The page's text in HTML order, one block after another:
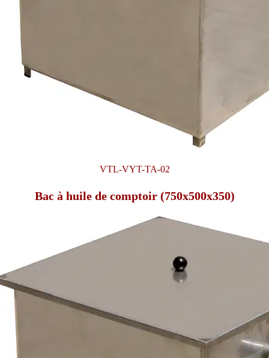
VTL-VYT-TA-02
Bac à huile de comptoir (750x500x350)